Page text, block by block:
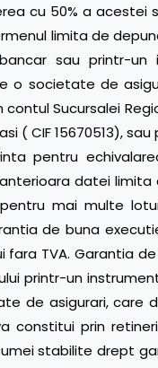
cu 50% a acestei
limita de
sau printr-un
societate de
Sucursalei
( CIF 15670513),
pentru
datei limita
mai multe
de buna
fara TVA. Garantia
printr-un
de asigurari, care
constitui prin
stabilite drept